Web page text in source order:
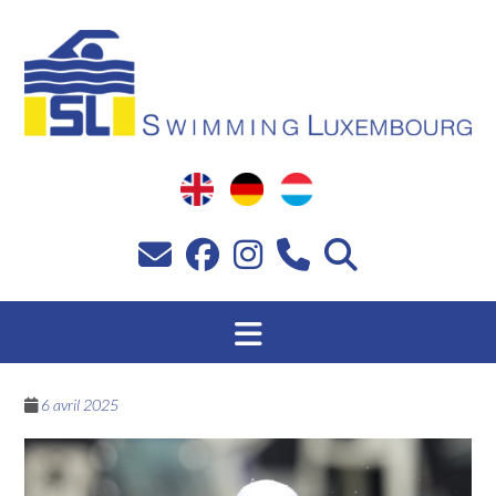
contenu
6 avril 2025